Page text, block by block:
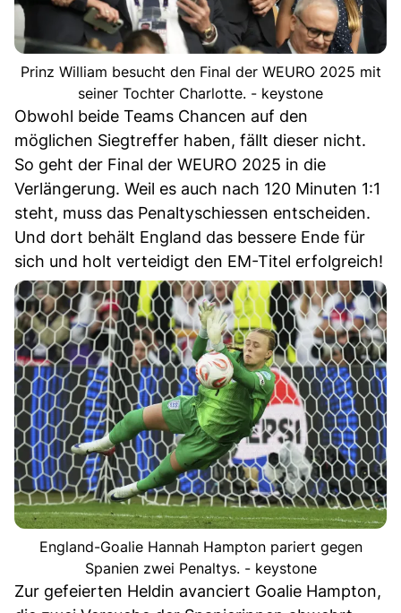
Prinz William besucht den Final der WEURO 2025 mit
seiner Tochter Charlotte. - keystone
Obwohl beide Teams Chancen auf den
möglichen Siegtreffer haben, fällt dieser nicht.
So geht der Final der WEURO 2025 in die
Verlängerung. Weil es auch nach 120 Minuten 1:1
steht, muss das Penaltyschiessen entscheiden.
Und dort behält England das bessere Ende für
sich und holt verteidigt den EM-Titel erfolgreich!
England-Goalie Hannah Hampton pariert gegen
Spanien zwei Penaltys. - keystone
Zur gefeierten Heldin avanciert Goalie Hampton,